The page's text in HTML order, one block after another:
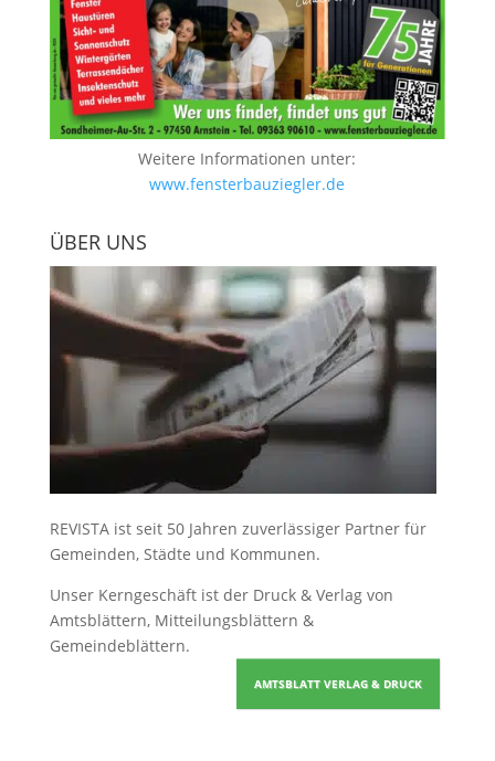
Weitere Informationen unter:
www.fensterbauziegler.de
ÜBER UNS
REVISTA ist seit 50 Jahren zuverlässiger Partner für
Gemeinden, Städte und Kommunen.
Unser Kerngeschäft ist der Druck & Verlag von
Amtsblättern, Mitteilungsblättern &
Gemeindeblättern.
AMTSBLATT VERLAG & DRUCK